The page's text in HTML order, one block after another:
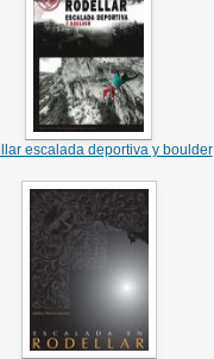
escalada deportiva y boulder